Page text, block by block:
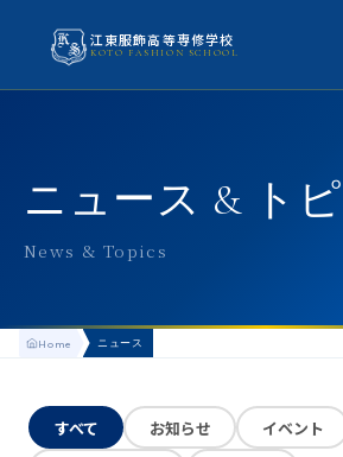
江東服飾高等専修学校
KOTO FASHION SCHOOL
アクセス
よくある質問
スクールライフ
生徒の1日
KOTO COLLECTION
卒業生インタビュー
募集要項
ニュース & ト
News & Topics
Home ニュース
すべて お知らせ
イベント